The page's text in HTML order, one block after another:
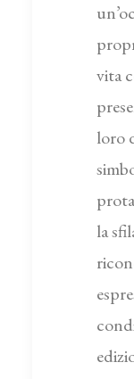
vita
loro
la